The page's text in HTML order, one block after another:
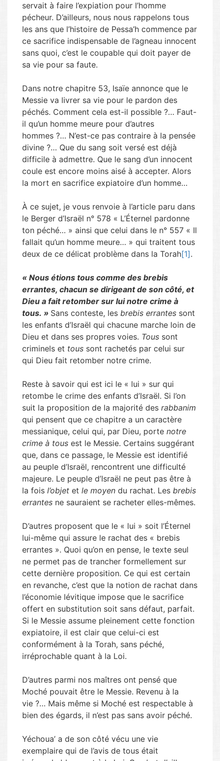
servait à faire l’expiation pour l’homme
pécheur. D’ailleurs, nous nous rappelons tous
les ans que l’histoire de Pessa’h commence par
ce sacrifice indispensable de l’agneau innocent
sans quoi, c’est le coupable qui doit payer de
sa vie pour sa faute.
Dans notre chapitre 53, Isaïe annonce que le
Messie va livrer sa vie pour le pardon des
péchés. Comment cela est-il possible ?… Faut-
il qu’un homme meure pour d’autres
hommes ?… N’est-ce pas contraire à la pensée
divine ?… Que du sang soit versé est déjà
difficile à admettre. Que le sang d’un innocent
coule est encore moins aisé à accepter. Alors
la mort en sacrifice expiatoire d’un homme…
À ce sujet, je vous renvoie à l’article paru dans
le Berger d’Israël n° 578 « L’Éternel pardonne
ton péché… » ainsi que celui dans le n° 557 « Il
fallait qu’un homme meure… » qui traitent tous
deux de ce délicat problème dans la Torah[1].
« Nous étions tous comme des brebis
errantes, chacun se dirigeant de son côté, et
Dieu a fait retomber sur lui notre crime à
tous. » Sans conteste, les brebis errantes sont
les enfants d’Israël qui chacune marche loin de
Dieu et dans ses propres voies. Tous sont
criminels et tous sont rachetés par celui sur
qui Dieu fait retomber notre crime.
Reste à savoir qui est ici le « lui » sur qui
retombe le crime des enfants d’Israël. Si l’on
suit la proposition de la majorité des rabbanim
qui pensent que ce chapitre a un caractère
messianique, celui qui, par Dieu, porte notre
crime à tous est le Messie. Certains suggérant
que, dans ce passage, le Messie est identifié
au peuple d’Israël, rencontrent une difficulté
majeure. Le peuple d’Israël ne peut pas être à
la fois l’objet et le moyen du rachat. Les brebis
errantes ne sauraient se racheter elles-mêmes.
D’autres proposent que le « lui » soit l’Éternel
lui-même qui assure le rachat des « brebis
errantes ». Quoi qu’on en pense, le texte seul
ne permet pas de trancher formellement sur
cette dernière proposition. Ce qui est certain
en revanche, c’est que la notion de rachat dans
l’économie lévitique impose que le sacrifice
offert en substitution soit sans défaut, parfait.
Si le Messie assume pleinement cette fonction
expiatoire, il est clair que celui-ci est
conformément à la Torah, sans péché,
irréprochable quant à la Loi.
D’autres parmi nos maîtres ont pensé que
Moché pouvait être le Messie. Revenu à la
vie ?… Mais même si Moché est respectable à
bien des égards, il n’est pas sans avoir péché.
Yéchoua’ a de son côté vécu une vie
exemplaire qui de l’avis de tous était